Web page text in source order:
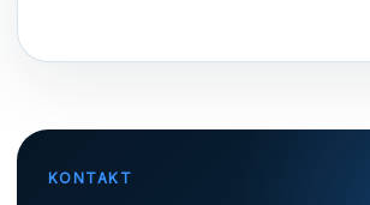
KONTAKT